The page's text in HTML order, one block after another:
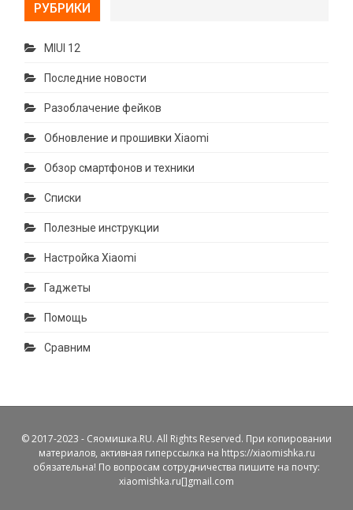
РУБРИКИ
MIUI 12
Последние новости
Разоблачение фейков
Обновление и прошивки Xiaomi
Обзор смартфонов и техники
Списки
Полезные инструкции
Настройка Xiaomi
Гаджеты
Помощь
Сравним
© 2017-2023 - Сяомишка.RU. All Rights Reserved. При копировании
материалов, активная гиперссылка на https://xiaomishka.ru
обязательна! По вопросам сотрудничества пишите на почту:
xiaomishka.ru[]gmail.com